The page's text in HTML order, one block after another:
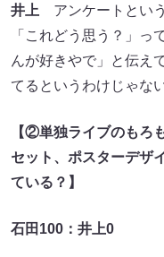
井上 アンケートとい
「これどう思う？」っ
んが好きやで」と伝え
てるというわけじゃな
【②単独ライブのもろ
セット、ポスターデザ
ている？】
石田100：井上0